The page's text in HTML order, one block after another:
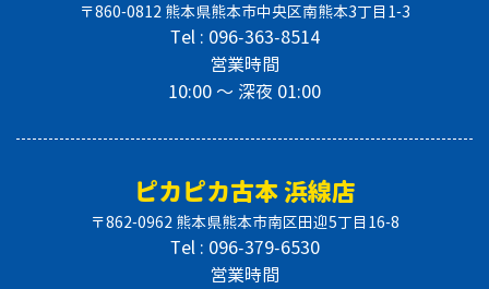
〒860-0812 熊本県熊本市中央区南熊本3丁目1-3
Tel : 096-363-8514
営業時間
10:00 〜 深夜 01:00
ピカピカ古本 浜線店
〒862-0962 熊本県熊本市南区田迎5丁目16-8
Tel : 096-379-6530
営業時間